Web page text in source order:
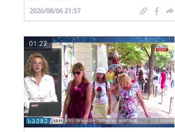
2026/08/06 21:57
01:27